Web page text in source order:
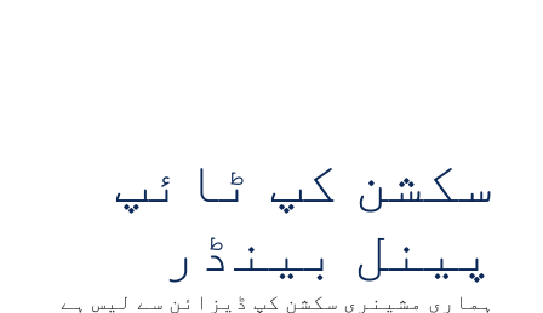
سکشن کپ ٹائپ
پینل بینڈر
ہماری مشینری سکشن کپ ڈیزائن سے لیس ہے